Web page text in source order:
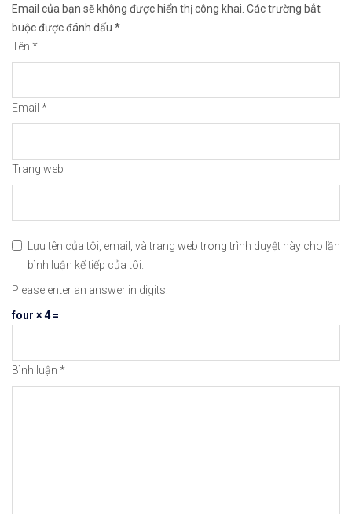
🔗https://chungkhoanforex.com/tin-tuc-thi-
Email của bạn sẽ không được hiển thị công khai. Các trường bắt
buộc được đánh dấu *
Tên *
Email *
Trang web
Lưu tên của tôi, email, và trang web trong trình duyệt này cho lần
bình luận kế tiếp của tôi.
Please enter an answer in digits:
four × 4 =
Bình luận *